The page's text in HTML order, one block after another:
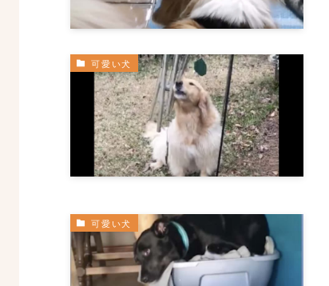
可愛い犬
可愛い犬